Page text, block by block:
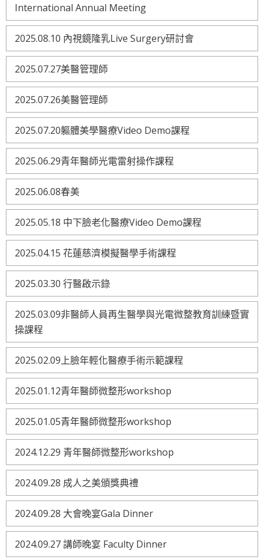
International Annual Meeting
2025.08.10 內視鏡隆乳Live Surgery研討會
2025.07.27美醫管理師
2025.07.26美醫管理師
2025.07.20軀體美學醫療Video Demo課程
2025.06.29青年醫師光電雷射操作課程
2025.06.08春美
2025.05.18 中下臉老化醫療Video Demo課程
2025.04.15 花蓮慈濟模擬醫學手術課程
2025.03.30 行醫啟示錄
2025.03.09非醫師人員再生醫學與光電微整教育訓練暨實
操課程
2025.02.09上臉年輕化醫療手術示範課程
2025.01.12青年醫師微整形workshop
2025.01.05青年醫師微整形workshop
2024.12.29 青年醫師微整形workshop
2024.09.28 成人之美頒獎典禮
2024.09.28 大會晚宴Gala Dinner
2024.09.27 講師晚宴 Faculty Dinner